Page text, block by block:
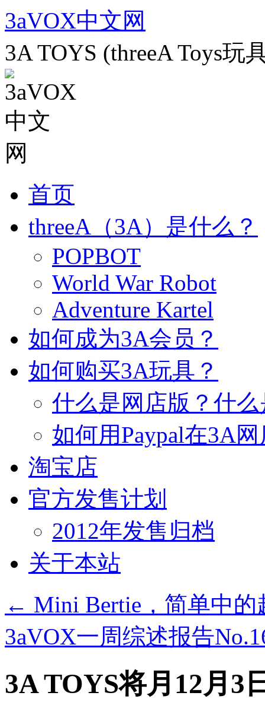
至
正
文
3aVOX中文网
3A TOYS (threeA Toys玩
首页
threeA（3A）是什么？
POPBOT
World War Robot
Adventure Kartel
如何成为3A会员？
如何购买3A玩具？
什么是网店版？什
如何用Paypal在3A
淘宝店
官方发售计划
2012年发售归档
关于本站
← Mini Bertie，简单中的
3aVOX一周综述报告
3A TOYS将月12月3